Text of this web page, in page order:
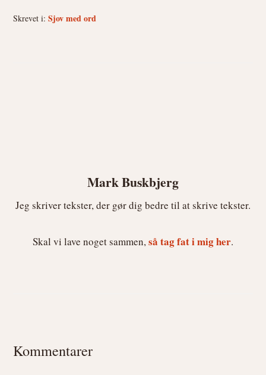
Skrevet i:Sjov med ord
Mark Buskbjerg
Jeg skriver tekster, der gør dig bedre til at skrive tekster.
Skal vi lave noget sammen,så tag fat i mig her.
Kommentarer